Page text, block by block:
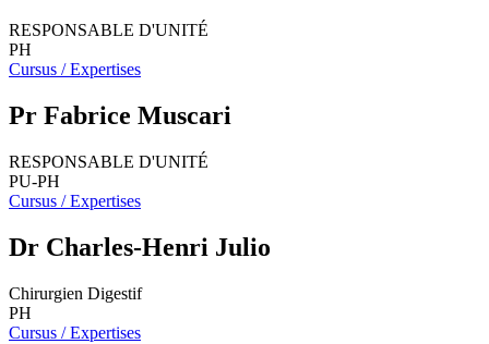
RESPONSABLE D'UNITÉ
PH
Cursus / Expertises
Pr Fabrice Muscari
RESPONSABLE D'UNITÉ
PU-PH
Cursus / Expertises
Dr Charles-Henri Julio
Chirurgien Digestif
PH
Cursus / Expertises